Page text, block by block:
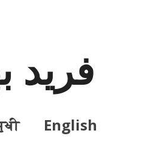
فرید
English